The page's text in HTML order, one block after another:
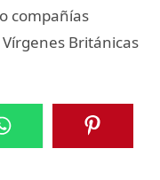
compañías
Británicas